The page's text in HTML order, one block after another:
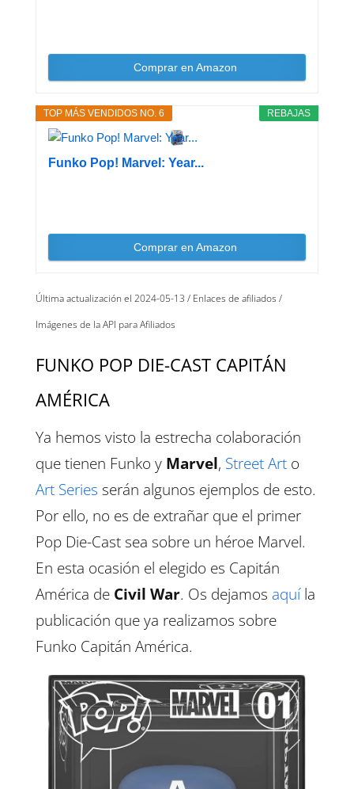
Comprar en Amazon
REBAJAS
TOP MÁS VENDIDOS NO. 6
Funko Pop! Marvel: Year...
Comprar en Amazon
Última actualización el 2024-05-13 / Enlaces de afiliados /
Imágenes de la API para Afiliados
FUNKO POP DIE-CAST CAPITÁN
AMÉRICA
Ya hemos visto la estrecha colaboración
que tienen Funko y Marvel, Street Arto
Art Series serán algunos ejemplos de esto.
Por ello, no es de extrañar que el primer
Pop Die-Cast sea sobre un héroe Marvel.
En esta ocasión el elegido es Capitán
América de Civil War. Os dejamos aquíla
publicación que ya realizamos sobre
Funko Capitán América.